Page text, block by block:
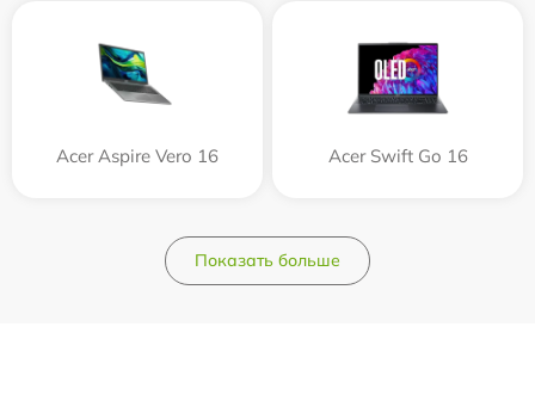
Acer Aspire Vero 16 Acer Swift Go 16
Показать больше